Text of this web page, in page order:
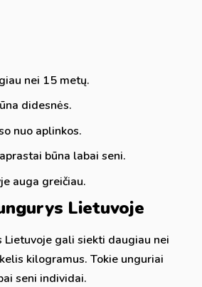
nei 15 metų.
didesnės.
nuo aplinkos.
būna labai seni.
auga greičiau.
Lietuvoje
Lietuvoje gali siekti daugiau nei
kilogramus. Tokie unguriai
seni individai.